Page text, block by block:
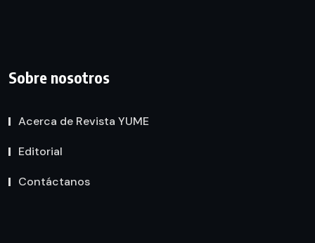
Sobre nosotros
Acerca de Revista YUME
Editorial
Contáctanos